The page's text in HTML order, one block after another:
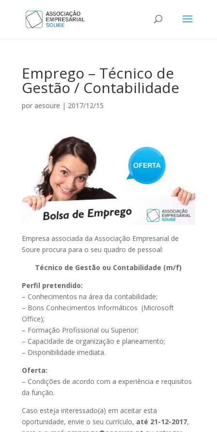
Emprego – Técnico de
Gestão / Contabilidade
por aesoure | 2017/12/15
Empresa associada da Associação Empresarial de
Soure procura para o seu quadro de pessoal:
Técnico de Gestão ou Contabilidade (m/f)
Perfil pretendido:
– Conhecimentos na área da contabilidade;
– Bons Conhecimentos Informáticos (Microsoft
Office);
– Formação Profissional ou Superior;
– Capacidade de organização e planeamento;
– Disponibilidade imediata.
Oferta:
– Condições de acordo com a experiência e requisitos
da função.
Caso esteja interessado(a) em aceitar esta
oportunidade, envie o seu currículo, até 21-12-2017,